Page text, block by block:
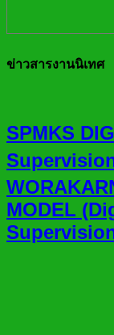
ข่าวสารงานนิเทศ
SPMKS
MODEL